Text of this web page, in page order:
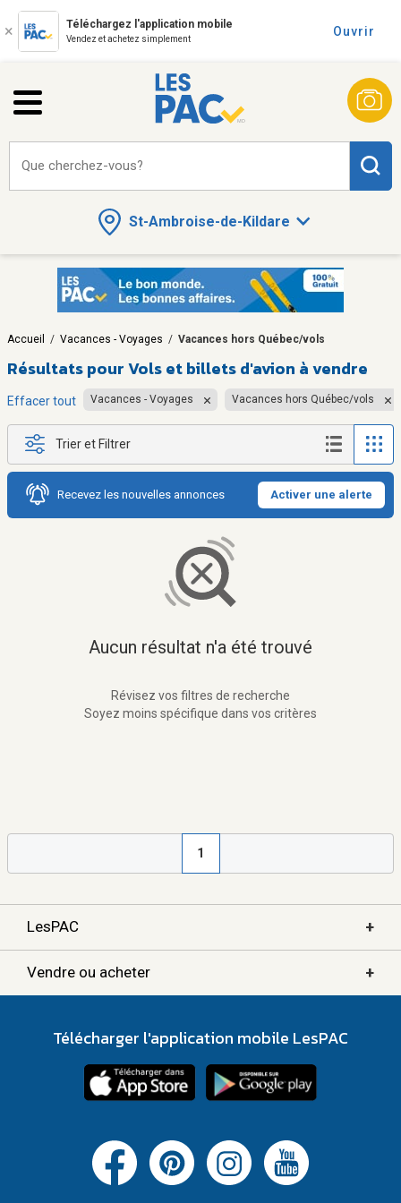
Téléchargez l'application mobile
Vendez et achetez simplement
Ouvrir
St-Ambroise-de-Kildare
Que cherchez-vous?
Accueil / Vacances - Voyages / Vacances hors Québec/vols
Résultats pourVols et billets d'avion à vendre
Effacer tout Vacances - Voyages Vacances hors Québec/vols
Trier et Filtrer
Recevez les nouvelles annonces Activer une alerte
Aucun résultat n'a été trouvé
Révisez vos filtres de recherche
Soyez moins spécifique dans vos critères
1
LesPAC +
Vendre ou acheter +
Télécharger l'application mobile LesPAC